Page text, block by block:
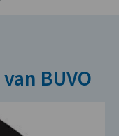
BUVO